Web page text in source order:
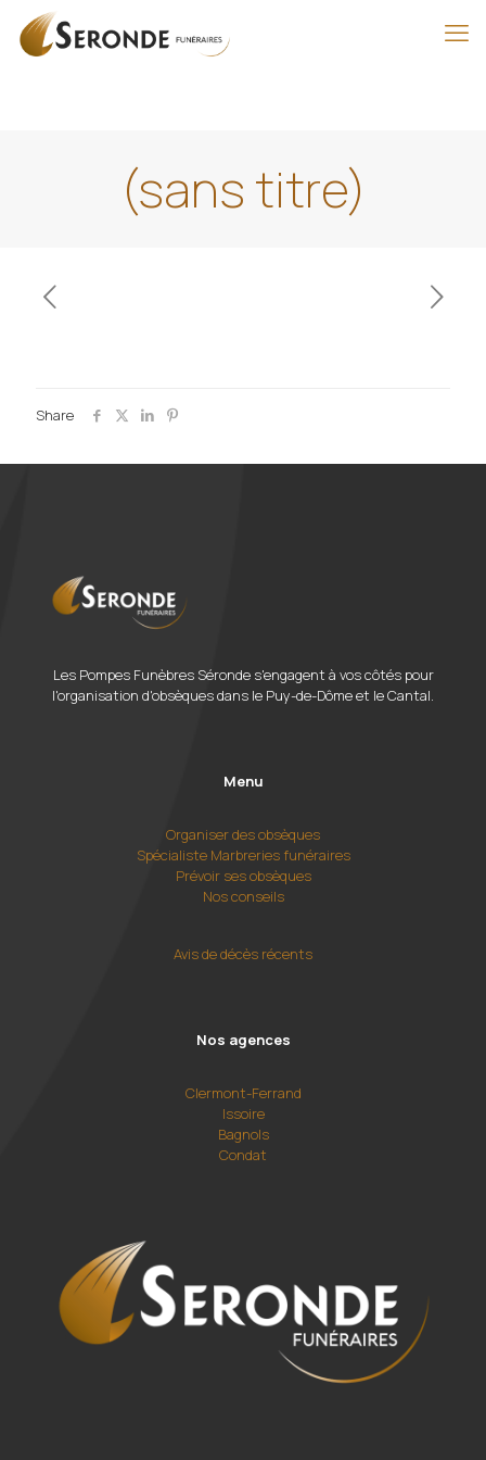
(sans titre)
Share
Les Pompes Funèbres Séronde s'engagent à vos côtés pour
l'organisation d'obsèques dans le Puy-de-Dôme et le Cantal.
Menu
Organiser des obsèques
Spécialiste Marbreries funéraires
Prévoir ses obsèques
Nos conseils
Avis de décès récents
Nos agences
Clermont-Ferrand
Issoire
Bagnols
Condat